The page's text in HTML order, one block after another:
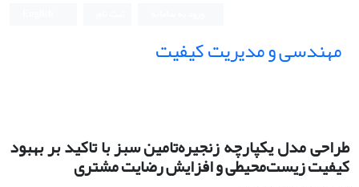
مهندسی و مدیریت کیفیت
طراحی مدل یکپارچه زنجیره‌تامین سبز با تاکید بر بهبود
کیفیت زیست‌محیطی و افزایش رضایت مشتری